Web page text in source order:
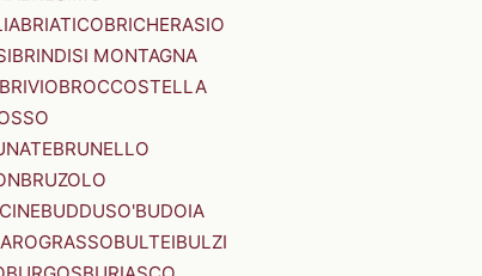
BRIATICOBRICHERASIO
BRINDISI MONTAGNA
BRIVIOBROCCOSTELLA
BRUNELLO
BRUZOLO
BUDDUSO'BUDOIA
BULTEIBULZI